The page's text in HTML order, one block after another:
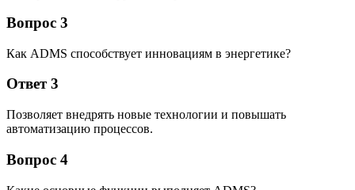
Вопрос 3
Как ADMS способствует инновациям в энергетике?
Ответ 3
Позволяет внедрять новые технологии и повышать
автоматизацию процессов.
Вопрос 4